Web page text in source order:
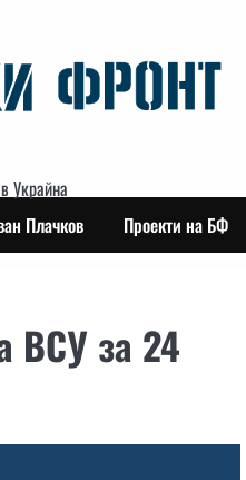
Украйна
Плачков Проекти на БФ
ВСУ за 24